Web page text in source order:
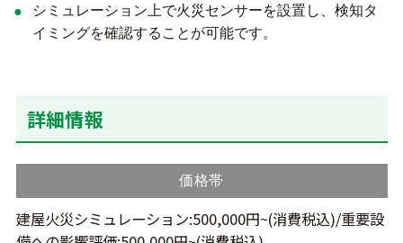
シミュレーション上で火災センサーを設置し、検知タ
イミングを確認することが可能です。
詳細情報
価格帯
建屋火災シミュレーション:500,000円~(消費税込)/重要設